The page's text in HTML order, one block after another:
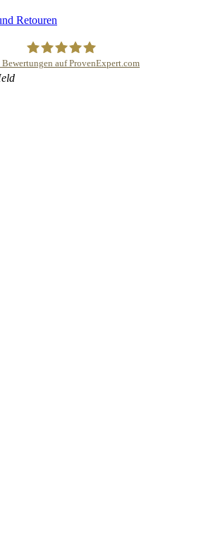
Retouren
Bewertungen auf ProvenExpert.com